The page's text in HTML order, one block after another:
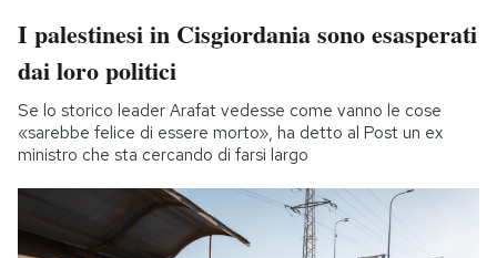
I palestinesi in Cisgiordania sono esasperati
dai loro politici
Se lo storico leader Arafat vedesse come vanno le cose
«sarebbe felice di essere morto», ha detto al Post un ex
ministro che sta cercando di farsi largo